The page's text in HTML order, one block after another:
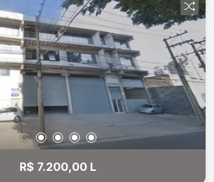
para maior comodidade. O
e foi totalmente construído em
de concreto, garantindo
e um design moderno.
que buscam um espaço
localizado para suas operações.
excelente oportunidade! Entre em
informações e agende uma
R$ 7.200,00 L